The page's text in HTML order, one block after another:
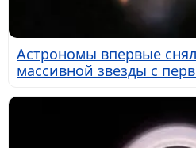
Астрономы впервые
массивной звезды с